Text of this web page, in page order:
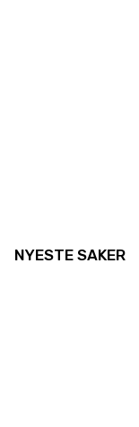
NYESTE SAKER